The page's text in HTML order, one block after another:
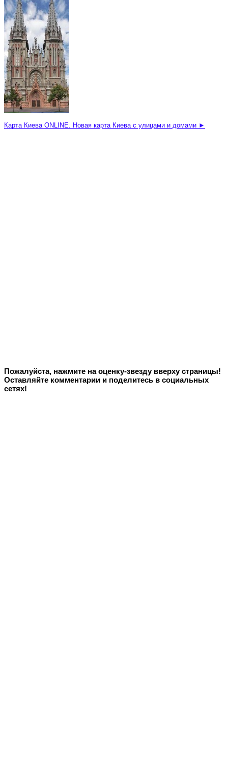
Карта Киева ONLINE. Новая карта Киева с улицами и домами ►
Пожалуйста, нажмите на оценку-звезду вверху страницы!
Оставляйте комментарии и поделитесь в социальных
сетях!